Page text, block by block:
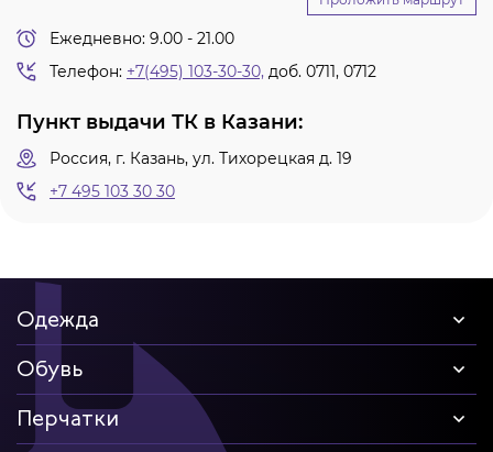
Ежедневно: 9.00 - 21.00
Телефон: +7(495) 103-30-30, доб. 0711, 0712
Пункт выдачи ТК в Казани:
Россия, г. Казань, ул. Тихорецкая д. 19
+7 495 103 30 30
Одежда
Обувь
Перчатки